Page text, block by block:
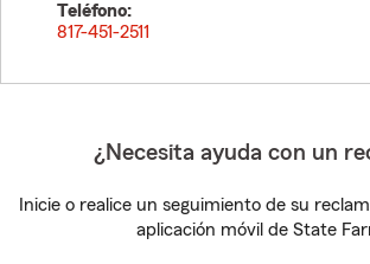
Teléfono:
817-451-2511
¿Necesita ayuda con un
Inicie o realice un seguimiento de su
aplicación móvil de State